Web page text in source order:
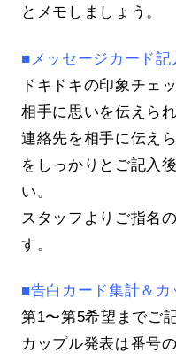
とメモしましょう。
■メッセージカード記
ドキドキの印象チェッ
相手に思いを伝えら
連絡先を相手に伝え
をしっかりとご記入
い。
スタッフよりご指名
す。
■告白カード集計＆カ
第1〜第5希望までご
カップル発表は番号